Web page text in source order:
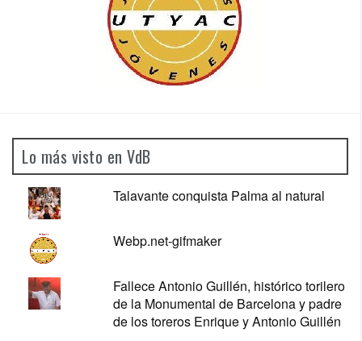
Lo más visto en VdB
Talavante conquista Palma al natural
Webp.net-gifmaker
Fallece Antonio Guillén, histórico torilero
de la Monumental de Barcelona y padre
de los toreros Enrique y Antonio Guillén